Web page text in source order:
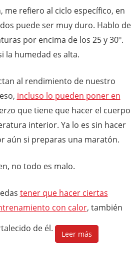
refiero al ciclo específico, en
puede ser muy duro. Hablo de
por encima de los 25 y 30º.
la humedad es alta.
al rendimiento de nuestro
incluso lo pueden poner en
que tiene que hacer el cuerpo
interior. Ya lo es sin hacer
aún si preparas una maratón.
no todo es malo.
tener que hacer ciertas
con calor, también
de él.
Leer más